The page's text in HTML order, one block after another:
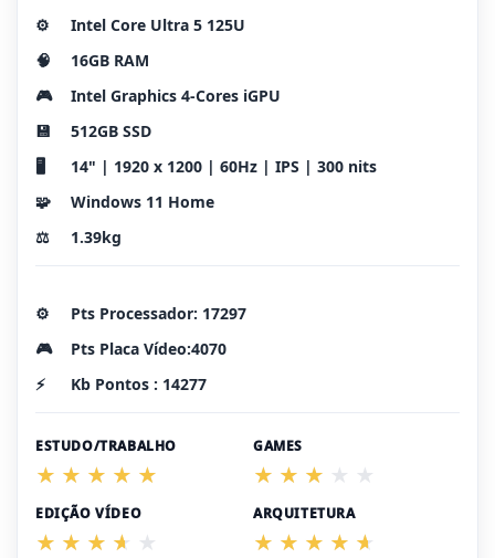
⚙️
Intel Core Ultra 5 125U
🧠
16GB RAM
🎮
Intel Graphics 4-Cores iGPU
💾
512GB SSD
🖥️
14" | 1920 x 1200 | 60Hz | IPS | 300 nits
🧩
Windows 11 Home
⚖️
1.39kg
⚙️
Pts Processador: 17297
🎮
Pts Placa Vídeo:4070
⚡
Kb Pontos : 14277
ESTUDO/TRABALHO GAMES
EDIÇÃO VÍDEO ARQUITETURA